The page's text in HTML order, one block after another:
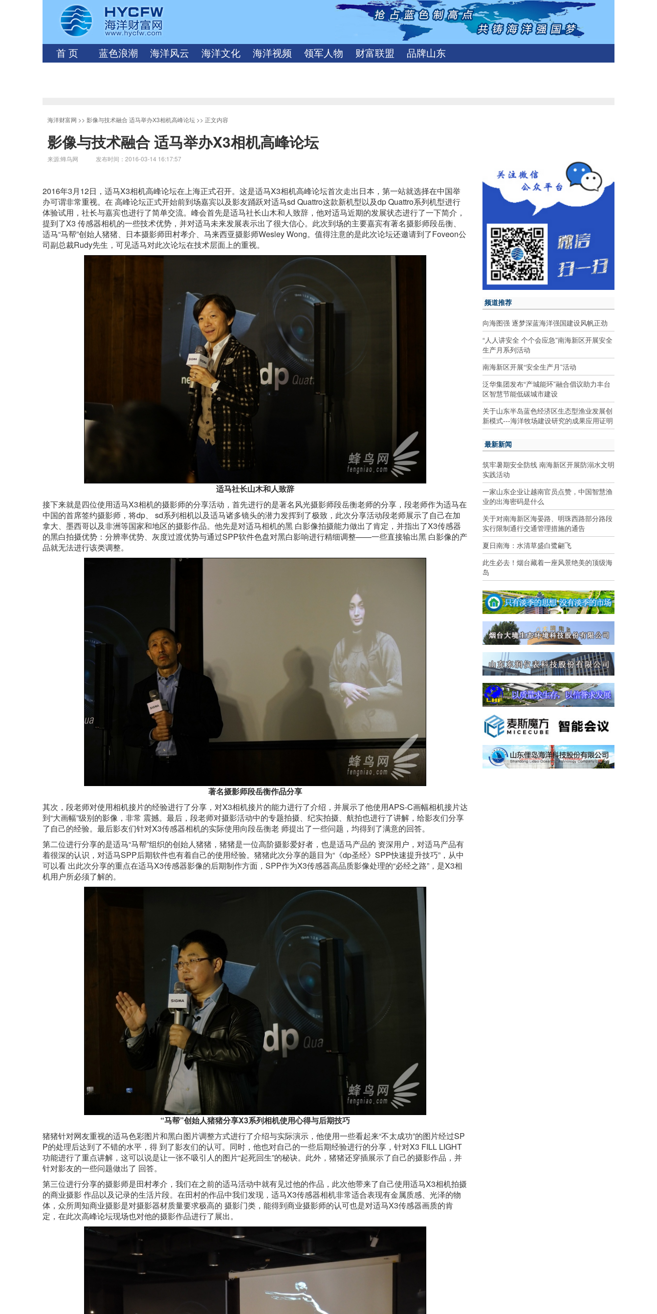
首 页 蓝色浪潮 海洋风云 海洋文化 海洋视频 领军人物 财富联盟 品牌山东
海洋财富网 >> 影像与技术融合 适马举办X3相机高峰论坛 >> 正文内容
影像与技术融合 适马举办X3相机高峰论坛
来源:蜂鸟网 发布时间：2016-03-14 16:17:57
2016年3月12日，适马X3相机高峰论坛在上海正式召开。这是适马X3相机高峰论坛首次走出日本，第一站就选择在中国举
办可谓非常重视。在 高峰论坛正式开始前到场嘉宾以及影友踊跃对适马sd Quattro这款新机型以及dp Quattro系列机型进行
体验试用，社长与嘉宾也进行了简单交流。峰会首先是适马社长山木和人致辞，他对适马近期的发展状态进行了一下简介，
提到了X3 传感器相机的一些技术优势，并对适马未来发展表示出了很大信心。此次到场的主要嘉宾有著名摄影师段岳衡、
适马“马帮”创始人猪猪、日本摄影师田村孝介、马来西亚摄影师Wesley Wong。值得注意的是此次论坛还邀请到了Foveon公
司副总裁Rudy先生，可见适马对此次论坛在技术层面上的重视。
适马社长山木和人致辞
接下来就是四位使用适马X3相机的摄影师的分享活动，首先进行的是著名风光摄影师段岳衡老师的分享，段老师作为适马在
中国的首席签约摄影师，将dp、 sd系列相机以及适马诸多镜头的潜力发挥到了极致，此次分享活动段老师展示了自己在加
拿大、墨西哥以及非洲等国家和地区的摄影作品。他先是对适马相机的黑 白影像拍摄能力做出了肯定，并指出了X3传感器
的黑白拍摄优势：分辨率优势、灰度过渡优势与通过SPP软件色盘对黑白影响进行精细调整——一些直接输出黑 白影像的产
品就无法进行该类调整。
著名摄影师段岳衡作品分享
其次，段老师对使用相机接片的经验进行了分享，对X3相机接片的能力进行了介绍，并展示了他使用APS-C画幅相机接片达
到“大画幅”级别的影像，非常 震撼。最后，段老师对摄影活动中的专题拍摄、纪实拍摄、航拍也进行了讲解，给影友们分享
了自己的经验。最后影友们针对X3传感器相机的实际使用向段岳衡老 师提出了一些问题，均得到了满意的回答。
第二位进行分享的是适马“马帮”组织的创始人猪猪，猪猪是一位高阶摄影爱好者，也是适马产品的 资深用户，对适马产品有
着很深的认识，对适马SPP后期软件也有着自己的使用经验。猪猪此次分享的题目为“《dp圣经》SPP快速提升技巧”，从中
可以看 出此次分享的重点在适马X3传感器影像的后期制作方面，SPP作为X3传感器高品质影像处理的“必经之路”，是X3相
机用户所必须了解的。
“马帮”创始人猪猪分享X3系列相机使用心得与后期技巧
猪猪针对网友重视的适马色彩图片和黑白图片调整方式进行了介绍与实际演示，他使用一些看起来“不太成功”的图片经过SP
P的处理后达到了不错的水平，得 到了影友们的认可。同时，他也对自己的一些后期经验进行的分享，针对X3 FILL LIGHT
功能进行了重点讲解，这可以说是让一张不吸引人的图片“起死回生”的秘诀。此外，猪猪还穿插展示了自己的摄影作品，并
针对影友的一些问题做出了 回答。
第三位进行分享的摄影师是田村孝介，我们在之前的适马活动中就有见过他的作品，此次他带来了自己使用适马X3相机拍摄
的商业摄影 作品以及记录的生活片段。在田村的作品中我们发现，适马X3传感器相机非常适合表现有金属质感、光泽的物
体，众所周知商业摄影是对摄影器材质量要求极高的 摄影门类，能得到商业摄影师的认可也是对适马X3传感器画质的肯
定，在此次高峰论坛现场也对他的摄影作品进行了展出。
频道推荐
向海图强 逐梦深蓝海洋强国建设风帆正劲
“人人讲安全 个个会应急”南海新区开展安全
生产月系列活动
南海新区开展“安全生产月”活动
泛华集团发布“产城能环”融合倡议助力丰台
区智慧节能低碳城市建设
关于山东半岛蓝色经济区生态型渔业发展创
新模式---海洋牧场建设研究的成果应用证明
最新新闻
筑牢暑期安全防线 南海新区开展防溺水文明
实践活动
一家山东企业让越南官员点赞，中国智慧渔
业的出海密码是什么
关于对南海新区海晏路、明珠西路部分路段
实行限制通行交通管理措施的通告
夏日南海：水清草盛白鹭翩飞
此生必去！烟台藏着一座风景绝美的顶级海
岛